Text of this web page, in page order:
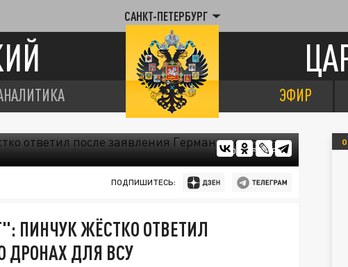
САНКТ-ПЕТЕРБУРГ
ЭФИР
ФОТО: FREEPIK
ПОДПИШИТЕСЬ:
ПИНЧУК ЖЁСТКО ОТВЕТИЛ
ДРОНАХ ДЛЯ ВСУ